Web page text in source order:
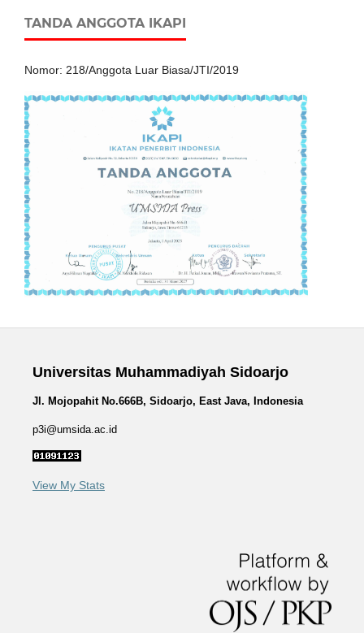
TANDA ANGGOTA IKAPI
Nomor: 218/Anggota Luar Biasa/JTI/2019
Universitas Muhammadiyah Sidoarjo
Jl. Mojopahit No.666B, Sidoarjo, East Java, Indonesia
p3i@umsida.ac.id
View My Stats